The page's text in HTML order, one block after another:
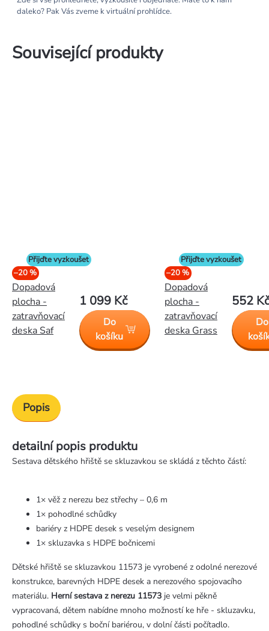
daleko? Pak Vás zveme k virtuální prohlídce.
Související produkty
Přijďte vyzkoušet
–20 %
Dopadová
plocha -
zatravňovací
deska Saf
1 099 Kč
Do
košíku
Přijďte vyzkoušet
–20 %
Dopadová
plocha -
zatravňovací
deska Grass
552 Kč
Do
Popis
detailní popis produktu
Sestava dětského hřiště se skluzavkou se skládá z těchto částí:
1× věž z nerezu bez střechy – 0,6 m
1× pohodlné schůdky
bariéry z HDPE desek s veselým designem
1× skluzavka s HDPE bočnicemi
Dětské hřiště se skluzavkou 11573 je vyrobené z odolné nerezové
konstrukce, barevných HDPE desek a nerezového spojovacího
materiálu. Herní sestava z nerezu 11573 je velmi pěkně
vypracovaná, dětem nabídne mnoho možností ke hře - skluzavku,
pohodlné schůdky s boční bariérou, v dolní části počítadlo.